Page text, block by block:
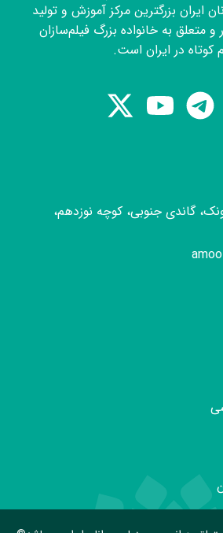
گاندی جنوبی، کوچه نوزدهم،
ایران بزرگترین مرکز آموزش و تولید
و متعلق به خانواده بزرگ فیلم‌سازان
کوتاه در ایران است.